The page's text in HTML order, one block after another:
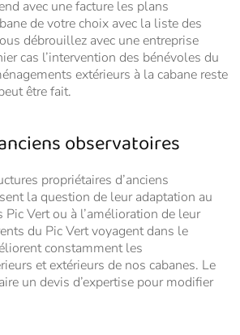
avec une facture les plans
de votre choix avec la liste des
débrouillez avec une entreprise
cas l’intervention des bénévoles du
extérieurs à la cabane reste
être fait.
observatoires
propriétaires d’anciens
la question de leur adaptation au
Pic Vert ou à l’amélioration de leur
du Pic Vert voyagent dans le
constamment les
et extérieurs de nos cabanes. Le
un devis d’expertise pour modifier